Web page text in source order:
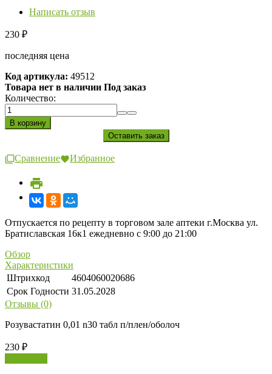
Написать отзыв
230 ₽
последняя цена
Код артикула: 49512
Товара нет в наличии Под заказ
Количество:
Сравнение Избранное
Отпускается по рецепту в торговом зале аптеки г.Москва ул.
Братиславская 16к1 ежедневно с 9:00 до 21:00
Обзор
Характеристики
Штрихкод
4604060020686
Срок Годности 31.05.2028
Отзывы (0)
Розувастатин 0,01 n30 табл п/плен/оболоч
230 ₽